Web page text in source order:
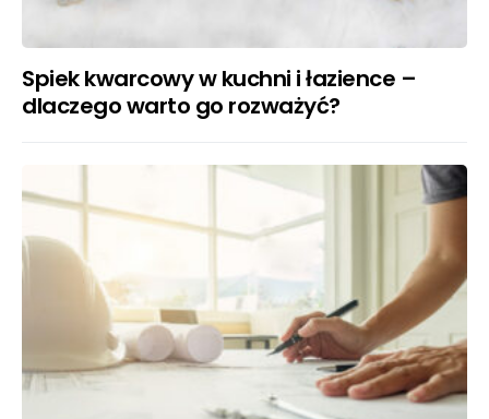
Spiek kwarcowy w kuchni i łazience –
dlaczego warto go rozważyć?